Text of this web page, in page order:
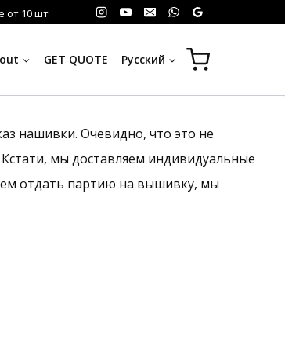
от 10 шт
GET QUOTE Русский
нашивки. Очевидно, что это не
мы доставляем индивидуальные
отдать партию на вышивку, мы